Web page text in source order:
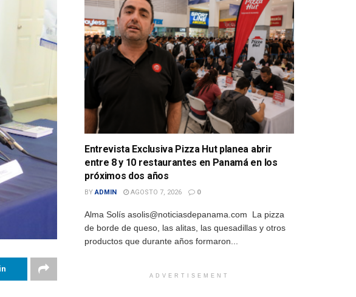
Entrevista Exclusiva Pizza Hut planea abrir
entre 8 y 10 restaurantes en Panamá en los
próximos dos años
BY ADMIN AGOSTO 7, 2026 0
Alma Solís asolis@noticiasdepanama.com La pizza
de borde de queso, las alitas, las quesadillas y otros
productos que durante años formaron...
ADVERTISEMENT